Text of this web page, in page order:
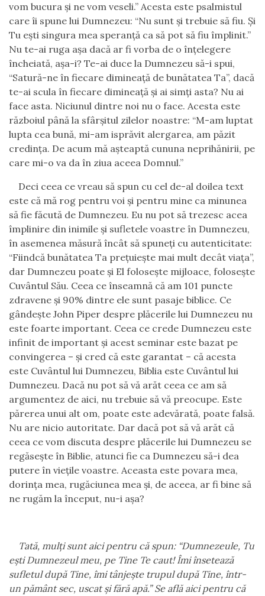
vom bucura şi ne vom veseli.” Acesta este psalmistul
care îi spune lui Dumnezeu: “Nu sunt şi trebuie să fiu. Și
Tu eşti singura mea speranţă ca să pot să fiu împlinit.”
Nu te-ai ruga aşa dacă ar fi vorba de o înţelegere
încheiată, aşa-i? Te-ai duce la Dumnezeu să-i spui,
“Satură-ne în fiecare dimineaţă de bunătatea Ta”, dacă
te-ai scula în fiecare dimineaţă şi ai simţi asta? Nu ai
face asta. Niciunul dintre noi nu o face. Acesta este
războiul până la sfârşitul zilelor noastre: “M-am luptat
lupta cea bună, mi-am isprăvit alergarea, am păzit
credinţa. De acum mă aşteaptă cununa neprihănirii, pe
care mi-o va da în ziua aceea Domnul.”
Deci ceea ce vreau să spun cu cel de-al doilea text
este că mă rog pentru voi şi pentru mine ca minunea
să fie făcută de Dumnezeu. Eu nu pot să trezesc acea
împlinire din inimile şi sufletele voastre în Dumnezeu,
în asemenea măsură încât să spuneţi cu autenticitate:
“Fiindcă bunătatea Ta preţuieşte mai mult decât viaţa”,
dar Dumnezeu poate şi El foloseşte mijloace, foloseşte
Cuvântul Său. Ceea ce înseamnă că am 101 puncte
zdravene şi 90% dintre ele sunt pasaje biblice. Ce
gândeşte John Piper despre plăcerile lui Dumnezeu nu
este foarte important. Ceea ce crede Dumnezeu este
infinit de important şi acest seminar este bazat pe
convingerea – şi cred că este garantat – că acesta
este Cuvântul lui Dumnezeu, Biblia este Cuvântul lui
Dumnezeu. Dacă nu pot să vă arăt ceea ce am să
argumentez de aici, nu trebuie să vă preocupe. Este
părerea unui alt om, poate este adevărată, poate falsă.
Nu are nicio autoritate. Dar dacă pot să vă arăt că
ceea ce vom discuta despre plăcerile lui Dumnezeu se
regăseşte în Biblie, atunci fie ca Dumnezeu să-i dea
putere în vieţile voastre. Aceasta este povara mea,
dorinţa mea, rugăciunea mea şi, de aceea, ar fi bine să
ne rugăm la început, nu-i aşa?
Tată, mulţi sunt aici pentru că spun: “Dumnezeule, Tu
eşti Dumnezeul meu, pe Tine Te caut! Îmi însetează
sufletul după Tine, îmi tânjeşte trupul după Tine, într-
un pământ sec, uscat şi fără apă.” Se află aici pentru că